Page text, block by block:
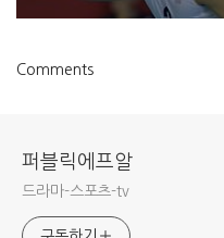
Comments
퍼블릭에프알
드라마-스포츠-tv